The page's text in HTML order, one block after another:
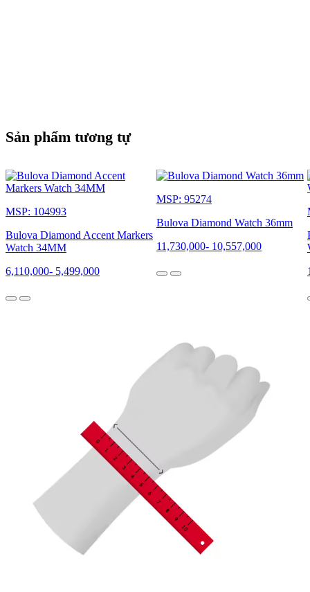
Sản phẩm tương tự
MSP: 104993
Bulova Diamond Accent Markers
Watch 34MM
6,110,000- 5,499,000
MSP: 95274
Bulova Diamond Watch 36mm
11,730,000- 10,557,000